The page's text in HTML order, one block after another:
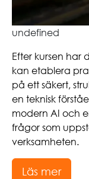
undefined
Efter kursen har
kan etablera
på ett säkert,
en teknisk
modern AI och
frågor som
verksamheten.
Läs mer